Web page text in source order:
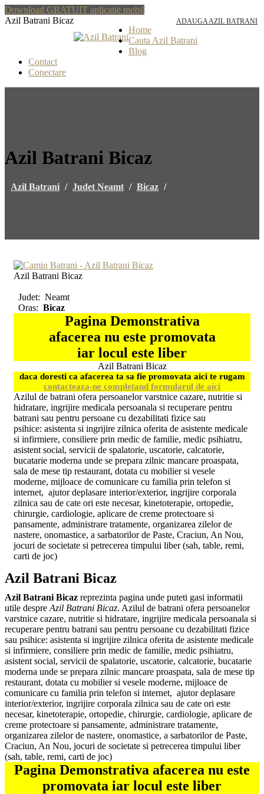
Download GRATUIT aplicatie mobil
Azil Batrani Bicaz
ADAUGA AZIL BATRANI
Home
Cauta Azil Batrani
Blog
Contact
Conectare
Azil Batrani Bicaz
Azil Batrani / Judet Neamt / Bicaz /
Azil Batrani Bicaz
Judet: Neamt
Oras: Bicaz
Pagina Demonstrativa
afacerea nu este promovata
iar locul este liber
Azil Batrani Bicaz
daca doresti ca afacerea ta sa fie promovata aici te rugam
contacteaza-ne completand formularul de aici
Azilul de batrani ofera persoanelor varstnice cazare, nutritie si
hidratare, ingrijire medicala persoanala si recuperare pentru
batrani sau pentru persoane cu dezabilitati fizice sau
psihice: asistenta si ingrijire zilnica oferita de asistente medicale
si infirmiere, consiliere prin medic de familie, medic psihiatru,
asistent social, servicii de spalatorie, uscatorie, calcatorie,
bucatarie moderna unde se prepara zilnic mancare proaspata,
sala de mese tip restaurant, dotata cu mobilier si vesele
moderne, mijloace de comunicare cu familia prin telefon si
internet, ajutor deplasare interior/exterior, ingrijire corporala
zilnica sau de cate ori este necesar, kinetoterapie, ortopedie,
chirurgie, cardiologie, aplicare de creme protectoare si
pansamente, administrare tratamente, organizarea zilelor de
nastere, onomastice, a sarbatorilor de Paste, Craciun, An Nou,
jocuri de societate si petrecerea timpului liber (sah, table, remi,
carti de joc)
Azil Batrani Bicaz
Azil Batrani Bicaz reprezinta pagina unde puteti gasi informatii
utile despre Azil Batrani Bicaz. Azilul de batrani ofera persoanelor
varstnice cazare, nutritie si hidratare, ingrijire medicala persoanala si
recuperare pentru batrani sau pentru persoane cu dezabilitati fizice
sau psihice: asistenta si ingrijire zilnica oferita de asistente medicale
si infirmiere, consiliere prin medic de familie, medic psihiatru,
asistent social, servicii de spalatorie, uscatorie, calcatorie, bucatarie
moderna unde se prepara zilnic mancare proaspata, sala de mese tip
restaurant, dotata cu mobilier si vesele moderne, mijloace de
comunicare cu familia prin telefon si internet, ajutor deplasare
interior/exterior, ingrijire corporala zilnica sau de cate ori este
necesar, kinetoterapie, ortopedie, chirurgie, cardiologie, aplicare de
creme protectoare si pansamente, administrare tratamente,
organizarea zilelor de nastere, onomastice, a sarbatorilor de Paste,
Craciun, An Nou, jocuri de societate si petrecerea timpului liber
(sah, table, remi, carti de joc)
Pagina Demonstrativa afacerea nu este
promovata iar locul este liber